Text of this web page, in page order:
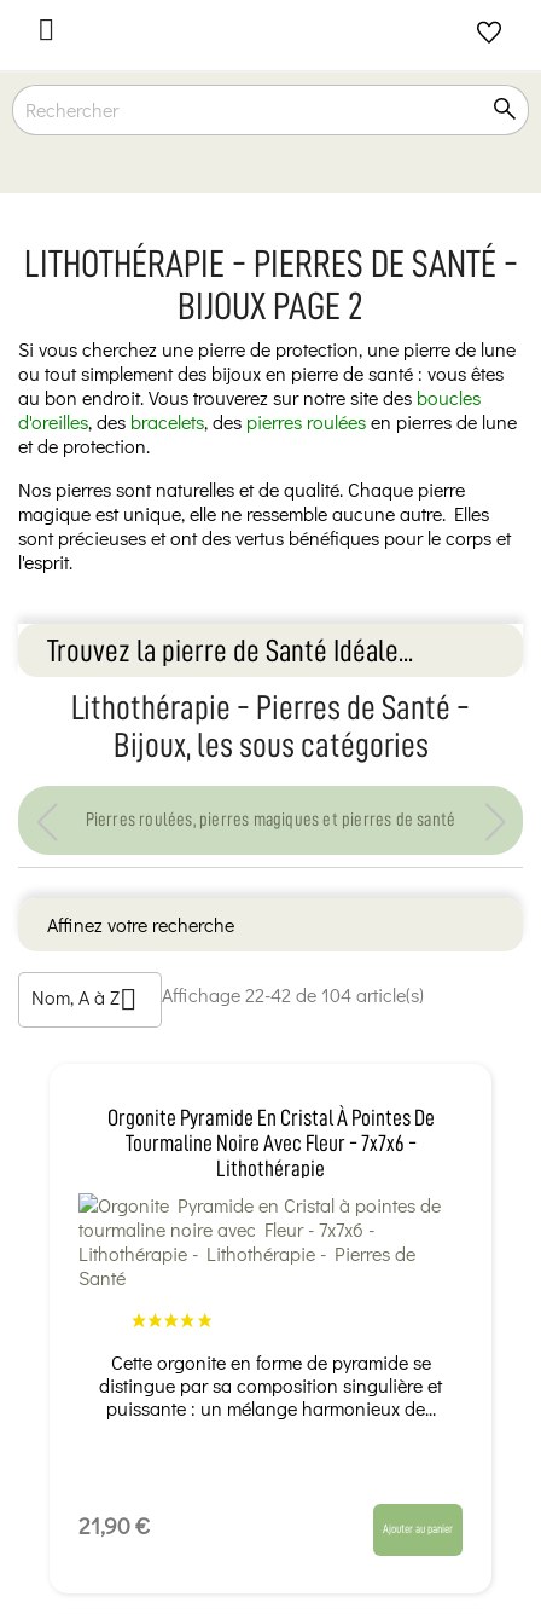

LITHOTHÉRAPIE - PIERRES DE SANTÉ -
BIJOUX PAGE 2
Si vous cherchez une pierre de protection, une pierre de lune
ou tout simplement des bijoux en pierre de santé : vous êtes
au bon endroit. Vous trouverez sur notre site des boucles
d'oreilles, des bracelets, des pierres rouléesen pierres de lune
et de protection.
Nos pierres sont naturelles et de qualité. Chaque pierre
magique est unique, elle ne ressemble aucune autre. Elles
sont précieuses et ont des vertus bénéfiques pour le corps et
l'esprit.
Trouvez la pierre de Santé Idéale...
Lithothérapie - Pierres de Santé -
Bijoux, les sous catégories
Pierres roulées, pierres magiques et pierres de santé
Affinez votre recherche
Nom, A à Z Affichage 22-42 de 104 article(s)
Orgonite Pyramide En Cristal À Pointes De
Tourmaline Noire Avec Fleur - 7x7x6 -
Lithothérapie
Cette orgonite en forme de pyramide se
distingue par sa composition singulière et
puissante : un mélange harmonieux de...
21,90 € Ajouter au panier